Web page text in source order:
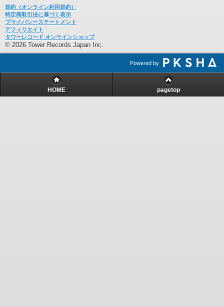
規約（オンライン利用規約）
特定商取引法に基づく表示
プライバシーステートメント
アフィリエイト
タワーレコード オンラインショップ
© 2026 Tower Records Japan Inc.
Powered by
HOME pagetop